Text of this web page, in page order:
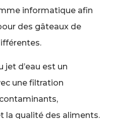
informatique afin
des gâteaux de
jet d’eau est un
une filtration
la qualité des aliments.